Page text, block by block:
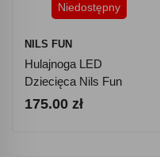
Niedostępny
NILS FUN
Hulajnoga LED
Dziecięca Nils Fun
HLB122 - Czarna
175.00 zł